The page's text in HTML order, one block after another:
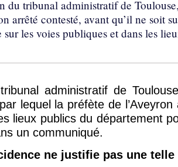
du tribunal administratif de
arrêté contesté, avant qu’il ne soit
sur les voies publiques et dans les
administratif de
lequel la préfète de
lieux publics du département
un communiqué.
ne justifie pas une telle